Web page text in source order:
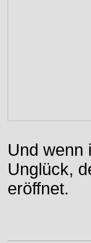
Und wenn
Unglück,
eröffnet.